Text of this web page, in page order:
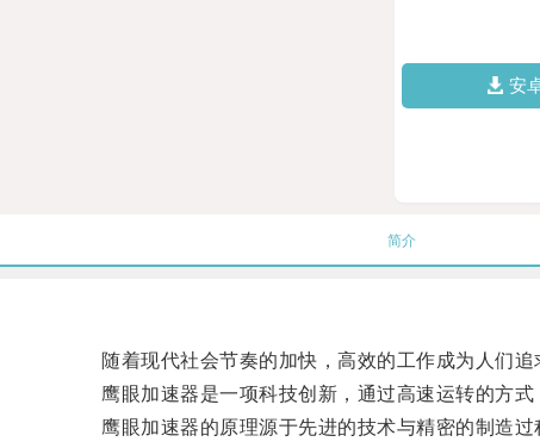
安
简介
随着现代社会节奏的加快，高效的工作成为人们追
鹰眼加速器是一项科技创新，通过高速运转的方式
鹰眼加速器的原理源于先进的技术与精密的制造过